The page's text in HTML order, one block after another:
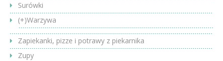
Surówki
(+)Warzywa
Zapiekanki, pizze i potrawy z piekarnika
Zupy